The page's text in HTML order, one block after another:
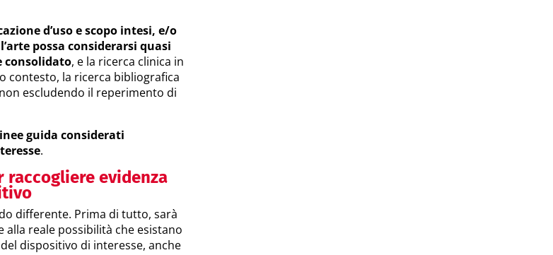
d’uso e scopo intesi, e/o
possa considerarsi quasi
consolidato, e la ricerca clinica in
contesto, la ricerca bibliografica
escludendo il reperimento di
guida considerati
.
raccogliere evidenza
differente. Prima di tutto, sarà
reale possibilità che esistano
dispositivo di interesse, anche